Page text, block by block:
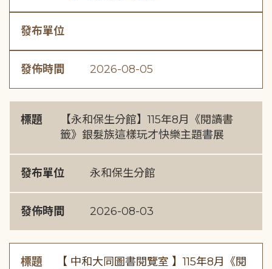
發布單位
發佈時間 2026-08-05
標題
【永和保生分館】115年8月《閱讀書
籤》銀髮族這樣玩才快樂主題書展
發布單位 永和保生分館
發佈時間 2026-08-03
標題
【 中和大同圖書閱覽室 】115年8月《閱